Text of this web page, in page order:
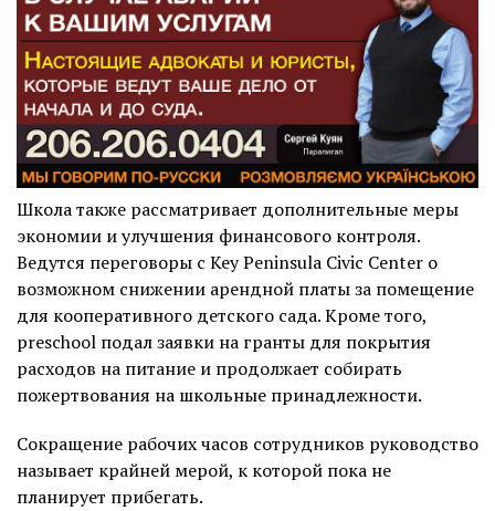
Школа также рассматривает дополнительные меры
экономии и улучшения финансового контроля.
Ведутся переговоры с Key Peninsula Civic Center о
возможном снижении арендной платы за помещение
для кооперативного детского сада. Кроме того,
preschool подал заявки на гранты для покрытия
расходов на питание и продолжает собирать
пожертвования на школьные принадлежности.
Сокращение рабочих часов сотрудников руководство
называет крайней мерой, к которой пока не
планирует прибегать.